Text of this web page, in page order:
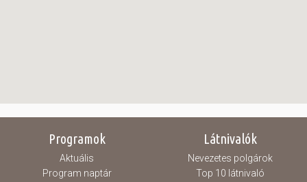
Programok
Aktuális
Program naptár
Látnivalók
Nevezetes polgárok
Top 10 látnivaló